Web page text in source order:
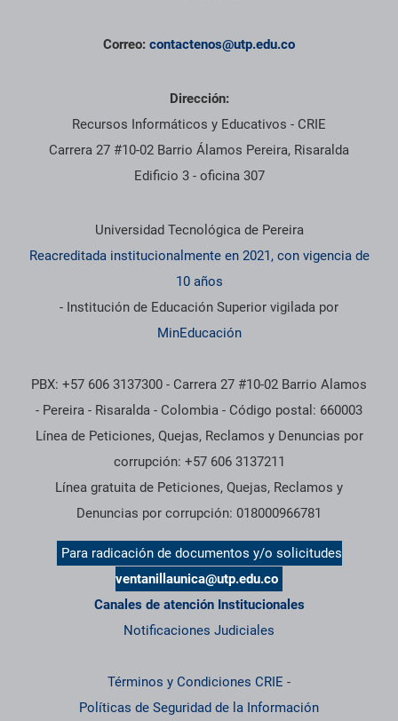
Correo: contactenos@utp.edu.co
Dirección:
Recursos Informáticos y Educativos - CRIE
Carrera 27 #10-02 Barrio Álamos Pereira, Risaralda
Edificio 3 - oficina 307
Información institucional
Universidad Tecnológica de Pereira
Reacreditada institucionalmente en 2021, con vigencia de
10 años
- Institución de Educación Superior vigilada por
MinEducación
PBX: +57 606 3137300 - Carrera 27 #10-02 Barrio Alamos
- Pereira - Risaralda - Colombia - Código postal: 660003
Línea de Peticiones, Quejas, Reclamos y Denuncias por
corrupción: +57 606 3137211
Línea gratuita de Peticiones, Quejas, Reclamos y
Denuncias por corrupción: 018000966781
Para radicación de documentos y/o solicitudes
ventanillaunica@utp.edu.co
Canales de atención Institucionales
Notificaciones Judiciales
Términos y Condiciones CRIE -
Políticas de Seguridad de la Información